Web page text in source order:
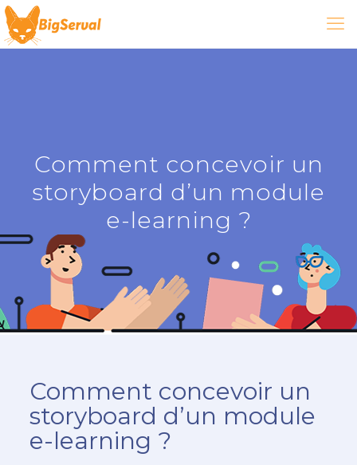
Comment concevoir un
storyboard d’un module
e-learning ?
Comment concevoir un
storyboard d’un module
e-learning ?